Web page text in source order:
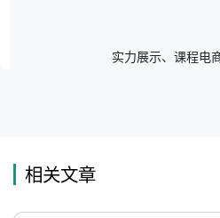
实力展示、课程电
相关文章